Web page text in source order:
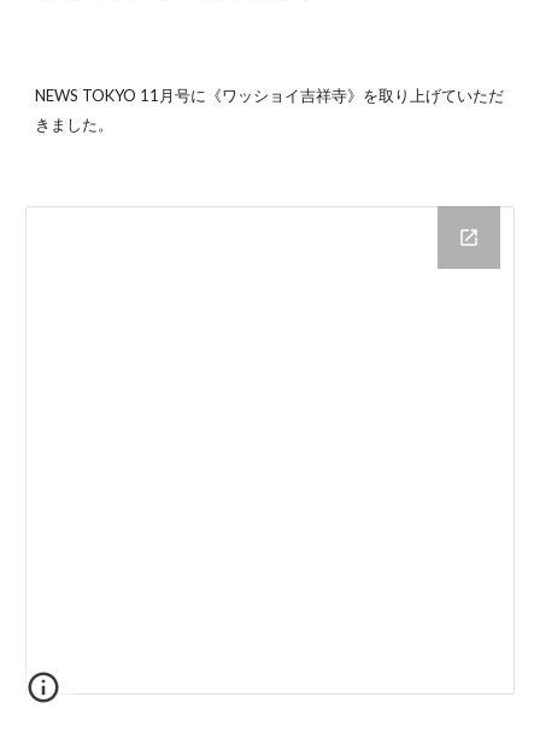
NEWS TOKYO 11月号に《ワッショイ吉祥寺》を取り上げていただ
きました。